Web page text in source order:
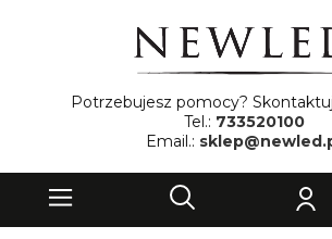
Potrzebujesz pomocy?
Tel.: 733520100
Email.: